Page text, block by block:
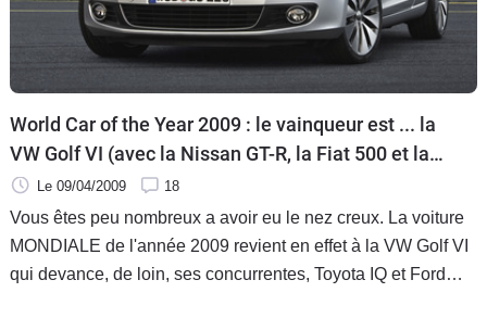
Services
Forum
Moto
Marques
World Car of the Year 2009 : le vainqueur est ... la
VW Golf VI (avec la Nissan GT-R, la Fiat 500 et la
Honda FCX)
Le 09/04/2009 18
Vous êtes peu nombreux a avoir eu le nez creux. La voiture
MONDIALE de l'année 2009 revient en effet à la VW Golf VI
qui devance, de loin, ses concurrentes, Toyota IQ et Ford